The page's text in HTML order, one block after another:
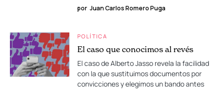
por Juan Carlos Romero Puga
POLÍTICA
El caso que conocimos al revés
El caso de Alberto Jasso revela la facilidad
con la que sustituimos documentos por
convicciones y elegimos un bando antes